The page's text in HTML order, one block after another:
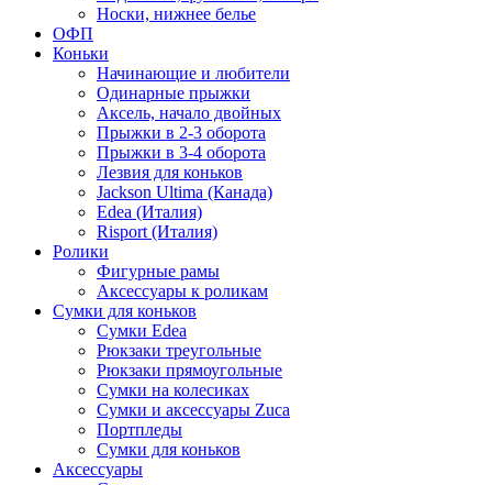
Носки, нижнее белье
ОФП
Коньки
Начинающие и любители
Одинарные прыжки
Аксель, начало двойных
Прыжки в 2-3 оборота
Прыжки в 3-4 оборота
Лезвия для коньков
Jackson Ultima (Канада)
Edea (Италия)
Risport (Италия)
Ролики
Фигурные рамы
Аксессуары к роликам
Сумки для коньков
Сумки Edea
Рюкзаки треугольные
Рюкзаки прямоугольные
Сумки на колесиках
Сумки и аксессуары Zuca
Портпледы
Сумки для коньков
Аксессуары